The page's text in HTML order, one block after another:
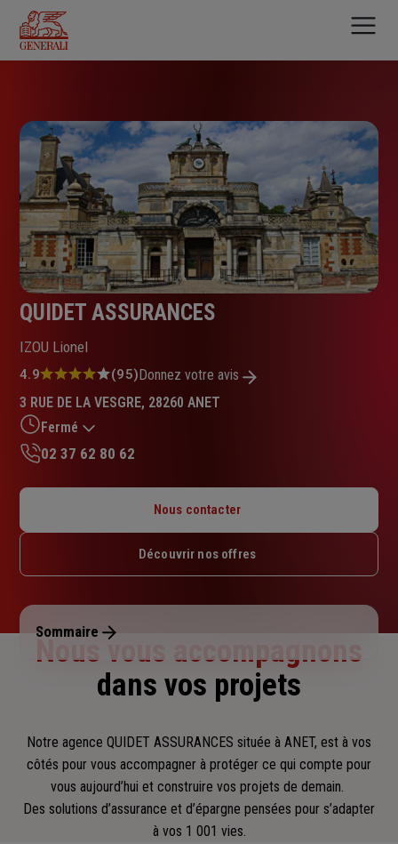
contenu
principal
QUIDET ASSURANCES
IZOU Lionel
Note
4.9
sur
5
étoiles
4.9 (95)Donnez votre avis
3 RUE DE LA VESGRE, 28260 ANET
Fermé
Mardi : 09h – 12h30 / 14h – 17h
Jeudi : 09h – 12h30
Dimanche : Fermé
02 37 62 80 62
Nous contacter
Découvrir nos offres
Sommaire
Nous vous accompagnons
dans vos projets
Notre agence QUIDET ASSURANCES située à ANET, est à vos
côtés pour vous accompagner à protéger ce qui compte pour
vous aujourd’hui et construire vos projets de demain.
Des solutions d’assurance et d’épargne pensées pour s’adapter
à vos 1 001 vies.